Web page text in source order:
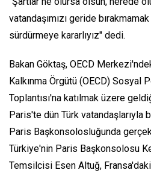
vatandaşımızı geride bırakmamak
sürdürmeye kararlıyız" dedi.
Bakan Göktaş, OECD
Kalkınma Örgütü (OECD) Sosyal
Toplantısı'na katılmak üzere
Paris'te dün Türk vatandaşlarıyla
Paris Başkonsolosluğunda
Türkiye'nin Paris Başkonsolosu
Temsilcisi Esen Altuğ,